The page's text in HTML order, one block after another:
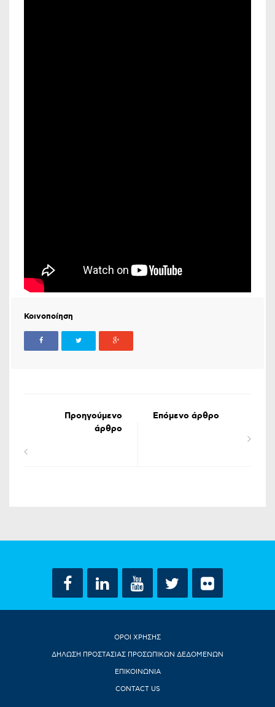
Κοινοποίηση
Προηγούμενο
άρθρο
Επόμενο άρθρο
ΟΡΟΙ ΧΡΗΣΗΣ
ΔΗΛΩΣΗ ΠΡΟΣΤΑΣΙΑΣ ΠΡΟΣΩΠΙΚΩΝ ΔΕΔΟΜΕΝΩΝ
ΕΠΙΚΟΙΝΩΝΙΑ
CONTACT US